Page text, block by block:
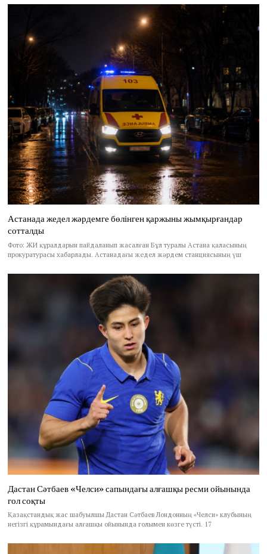
Астанада жедел жәрдемге бөлінген қаржыны жымқырғандар
сотталды
Фото: ЖИ құралдарын пайдаланып жасалған Бұл туралы Астана қаласының
прокуратурасы хабарлады. Астанадағы жедел жәрдем станциясының үш
Дастан Сәтбаев «Челси» сапындағы алғашқы ресми ойынында
гол соқты
Қазақстандық жас шабуылшы Дастан Сәтбаев Лондонның «Челси» клубының
негізгі құрамындағы алғашқы ойынында голымен көзге түсті. 17